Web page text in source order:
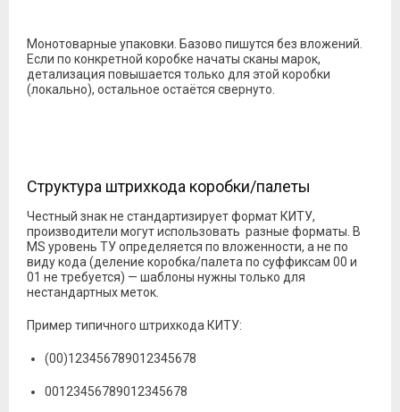
Монотоварные упаковки. Базово пишутся без вложений.
Если по конкретной коробке начаты сканы марок,
детализация повышается только для этой коробки
(локально), остальное остаётся свернуто.
Структура штрихкода коробки/палеты
Честный знак не стандартизирует формат КИТУ,
производители могут использовать разные форматы. В
MS уровень ТУ определяется по вложенности, а не по
виду кода (деление коробка/палета по суффиксам 00 и
01 не требуется) — шаблоны нужны только для
нестандартных меток.
Пример типичного штрихкода КИТУ:
(00)123456789012345678
00123456789012345678